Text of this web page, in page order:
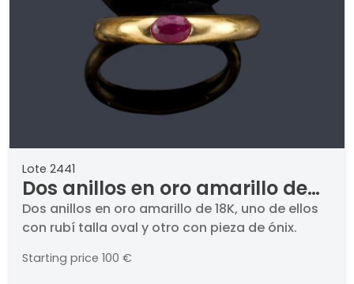
Lote 2441
Dos anillos en oro amarillo de
18K, uno de ellos con rubí talla
oval y otro con pieza de ónix.
Dos anillos en oro amarillo de 18K, uno de ellos
con rubí talla oval y otro con pieza de ónix.
Starting price 100 €